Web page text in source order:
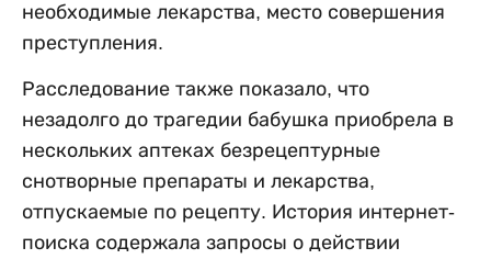
необходимые лекарства, место совершения
преступления.
Расследование также показало, что
незадолго до трагедии бабушка приобрела в
нескольких аптеках безрецептурные
снотворные препараты и лекарства,
отпускаемые по рецепту. История интернет-
поиска содержала запросы о действии